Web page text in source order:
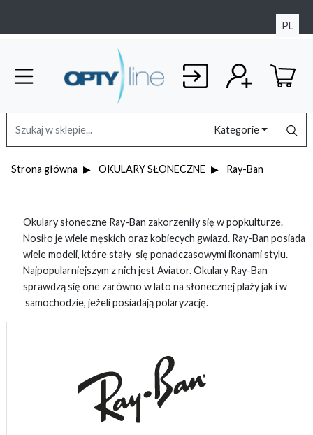
PL
Kategorie
Strona główna OKULARY SŁONECZNE Ray-Ban
Okulary słoneczne Ray-Ban zakorzeniły się w popkulturze.
Nosiło je wiele męskich oraz kobiecych gwiazd. Ray-Ban posiada
wiele modeli, które stały się ponadczasowymi ikonami stylu.
Najpopularniejszym z nich jest Aviator. Okulary Ray-Ban
sprawdzą się one zarówno w lato na słonecznej plaży jak i w
samochodzie, jeżeli posiadają polaryzację.